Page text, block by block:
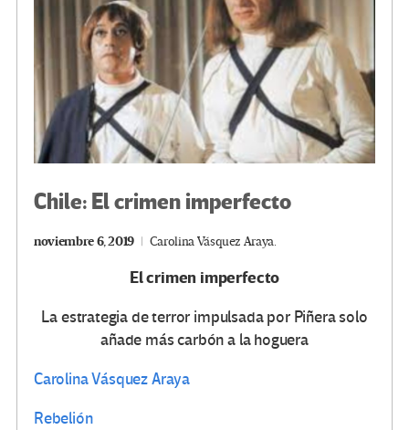
Chile: El crimen imperfecto
noviembre 6, 2019 Carolina Vásquez Araya.
El crimen imperfecto
La estrategia de terror impulsada por Piñera solo
añade más carbón a la hoguera
Carolina Vásquez Araya
Rebelión